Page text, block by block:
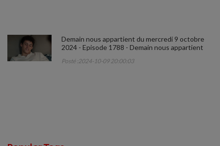
Demain nous appartient du mercredi 9 octobre
2024 - Episode 1788 - Demain nous appartient
Posté :2024-10-09 20:00:03